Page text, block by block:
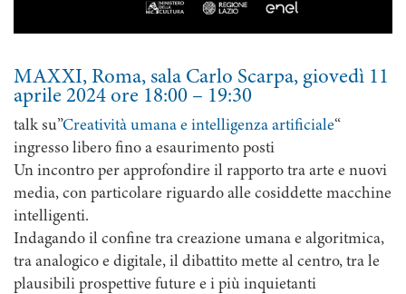
MAXXI, Roma, sala Carlo Scarpa, giovedì 11
aprile 2024 ore 18:00 – 19:30
talk su”Creatività umana e intelligenza artificiale“
ingresso libero fino a esaurimento posti
Un incontro per approfondire il rapporto tra arte e nuovi
media, con particolare riguardo alle cosiddette macchine
intelligenti.
Indagando il confine tra creazione umana e algoritmica,
tra analogico e digitale, il dibattito mette al centro, tra le
plausibili prospettive future e i più inquietanti